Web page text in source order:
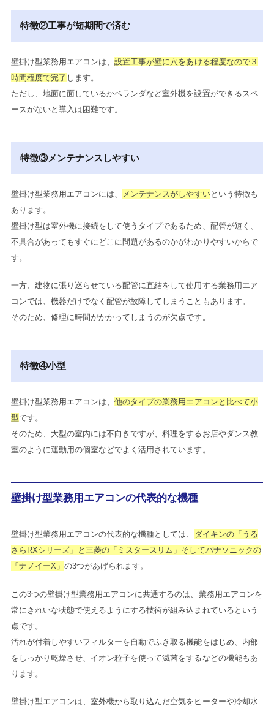
特徴②工事が短期間で済む
壁掛け型業務用エアコンは、設置工事が壁に穴をあける程度なので３
時間程度で完了 します。
ただし、地面に面しているかベランダなど室外機を設置ができるスペ
ースがないと導入は困難です。
特徴③メンテナンスしやすい
壁掛け型業務用エアコンには、 メンテナンスがしやすいという特徴も
あります。
壁掛け型は室外機に接続をして使うタイプであるため、配管が短く、
不具合があってもすぐにどこに問題があるのかがわかりやすいからで
す。
一方、建物に張り巡らせている配管に直結をして使用する業務用エア
コンでは、機器だけでなく配管が故障してしまうこともあります。
そのため、修理に時間がかかってしまうのが欠点です。
特徴④小型
壁掛け型業務用エアコンは、他のタイプの業務用エアコンと比べて小
型です。
そのため、大型の室内には不向きですが、料理をするお店やダンス教
室のように運動用の個室などでよく活用されています。
壁掛け型業務用エアコンの代表的な機種
壁掛け型業務用エアコンの代表的な機種としては、 ダイキンの「うる
さらRXシリーズ」と三菱の「ミスタースリム」そしてパナソニックの
「ナノイーX」の3つがあげられます。
この3つの壁掛け型業務用エアコンに共通するのは、業務用エアコンを
常にきれいな状態で使えるようにする技術が組み込まれているという
点です。
汚れが付着しやすいフィルターを自動でふき取る機能をはじめ、内部
をしっかり乾燥させ、イオン粒子を使って滅菌をするなどの機能もあ
ります。
壁掛け型エアコンは、室外機から取り込んだ空気をヒーターや冷却水